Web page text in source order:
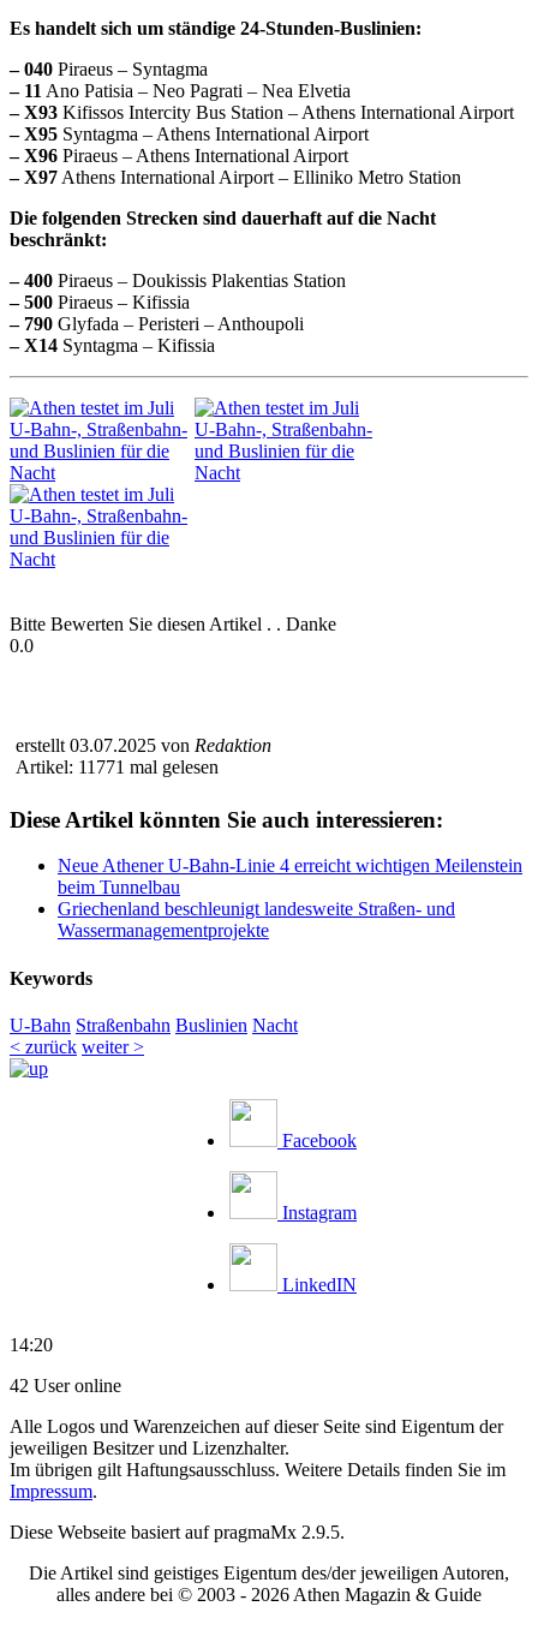
Es handelt sich um ständige 24-Stunden-Buslinien:
– 040 Piraeus – Syntagma
– 11 Ano Patisia – Neo Pagrati – Nea Elvetia
– X93 Kifissos Intercity Bus Station – Athens International Airport
– X95 Syntagma – Athens International Airport
– X96 Piraeus – Athens International Airport
– X97 Athens International Airport – Elliniko Metro Station
Die folgenden Strecken sind dauerhaft auf die Nacht
beschränkt:
– 400 Piraeus – Doukissis Plakentias Station
– 500 Piraeus – Kifissia
– 790 Glyfada – Peristeri – Anthoupoli
– X14 Syntagma – Kifissia
Bitte Bewerten Sie diesen Artikel . . Danke
0.0
erstellt 03.07.2025 von Redaktion
Artikel: 11771 mal gelesen
Diese Artikel könnten Sie auch interessieren:
Neue Athener U-Bahn-Linie 4 erreicht wichtigen Meilenstein
beim Tunnelbau
Griechenland beschleunigt landesweite Straßen- und
Wassermanagementprojekte
Keywords
U-Bahn Straßenbahn Buslinien Nacht
< zurück weiter >
Facebook
Instagram
LinkedIN
14:20
42 User online
Alle Logos und Warenzeichen auf dieser Seite sind Eigentum der
jeweiligen Besitzer und Lizenzhalter.
Im übrigen gilt Haftungsausschluss. Weitere Details finden Sie im
Impressum.
Diese Webseite basiert auf pragmaMx 2.9.5.
Die Artikel sind geistiges Eigentum des/der jeweiligen Autoren,
alles andere bei © 2003 - 2026 Athen Magazin & Guide